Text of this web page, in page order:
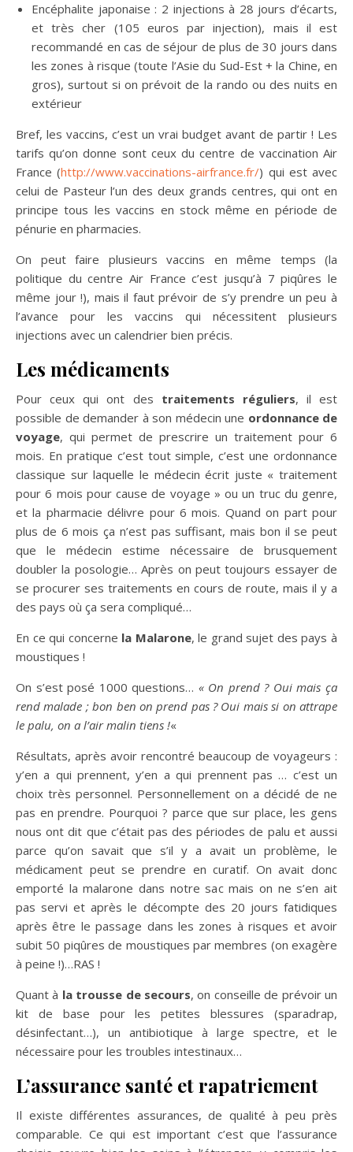
Encéphalite japonaise : 2 injections à 28 jours d’écarts,
et très cher (105 euros par injection), mais il est
recommandé en cas de séjour de plus de 30 jours dans
les zones à risque (toute l’Asie du Sud-Est + la Chine, en
gros), surtout si on prévoit de la rando ou des nuits en
extérieur
Bref, les vaccins, c’est un vrai budget avant de partir ! Les
tarifs qu’on donne sont ceux du centre de vaccination Air
France (http://www.vaccinations-airfrance.fr/) qui est avec
celui de Pasteur l’un des deux grands centres, qui ont en
principe tous les vaccins en stock même en période de
pénurie en pharmacies.
On peut faire plusieurs vaccins en même temps (la
politique du centre Air France c’est jusqu’à 7 piqûres le
même jour !), mais il faut prévoir de s’y prendre un peu à
l’avance pour les vaccins qui nécessitent plusieurs
injections avec un calendrier bien précis.
Les médicaments
Pour ceux qui ont des traitements réguliers, il est
possible de demander à son médecin une ordonnance de
voyage, qui permet de prescrire un traitement pour 6
mois. En pratique c’est tout simple, c’est une ordonnance
classique sur laquelle le médecin écrit juste « traitement
pour 6 mois pour cause de voyage » ou un truc du genre,
et la pharmacie délivre pour 6 mois. Quand on part pour
plus de 6 mois ça n’est pas suffisant, mais bon il se peut
que le médecin estime nécessaire de brusquement
doubler la posologie… Après on peut toujours essayer de
se procurer ses traitements en cours de route, mais il y a
des pays où ça sera compliqué…
En ce qui concerne la Malarone, le grand sujet des pays à
moustiques !
On s’est posé 1000 questions… « On prend ? Oui mais ça
rend malade ; bon ben on prend pas ? Oui mais si on attrape
le palu, on a l’air malin tiens !«
Résultats, après avoir rencontré beaucoup de voyageurs :
y’en a qui prennent, y’en a qui prennent pas … c’est un
choix très personnel. Personnellement on a décidé de ne
pas en prendre. Pourquoi ? parce que sur place, les gens
nous ont dit que c’était pas des périodes de palu et aussi
parce qu’on savait que s’il y a avait un problème, le
médicament peut se prendre en curatif. On avait donc
emporté la malarone dans notre sac mais on ne s’en ait
pas servi et après le décompte des 20 jours fatidiques
après être le passage dans les zones à risques et avoir
subit 50 piqûres de moustiques par membres (on exagère
à peine !)…RAS !
Quant à la trousse de secours, on conseille de prévoir un
kit de base pour les petites blessures (sparadrap,
désinfectant…), un antibiotique à large spectre, et le
nécessaire pour les troubles intestinaux…
L’assurance santé et rapatriement
Il existe différentes assurances, de qualité à peu près
comparable. Ce qui est important c’est que l’assurance